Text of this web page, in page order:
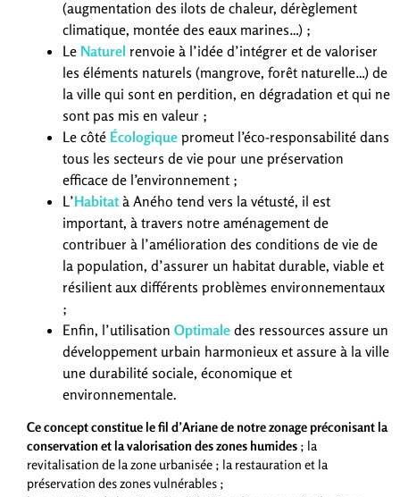
(augmentation des ilots de chaleur, dérèglement
climatique, montée des eaux marines…) ;
Le Naturel renvoie à l’idée d’intégrer et de valoriser
les éléments naturels (mangrove, forêt naturelle…) de
la ville qui sont en perdition, en dégradation et qui ne
sont pas mis en valeur ;
Le côté Écologique promeut l’éco-responsabilité dans
tous les secteurs de vie pour une préservation
efficace de l’environnement ;
L’Habitat à Aného tend vers la vétusté, il est
important, à travers notre aménagement de
contribuer à l’amélioration des conditions de vie de
la population, d’assurer un habitat durable, viable et
résilient aux différents problèmes environnementaux
;
Enfin, l’utilisation Optimale des ressources assure un
développement urbain harmonieux et assure à la ville
une durabilité sociale, économique et
environnementale.
Ce concept constitue le fil d’Ariane de notre zonage préconisant la
conservation et la valorisation des zones humides ; la
revitalisation de la zone urbanisée ; la restauration et la
préservation des zones vulnérables ;